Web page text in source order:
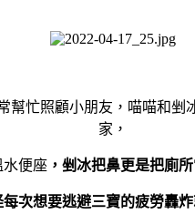
幫忙照顧小朋友，喵喵和剉
家，
水便座 ，剉冰把鼻更是把廁
次想要逃避三寶的疲勞轟